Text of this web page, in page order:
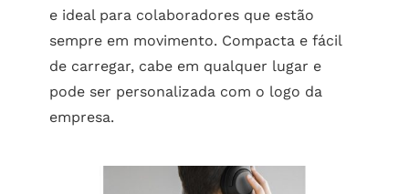
e ideal para colaboradores que estão
sempre em movimento. Compacta e fácil
de carregar, cabe em qualquer lugar e
pode ser personalizada com o logo da
empresa.